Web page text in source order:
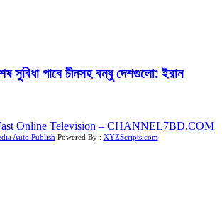
সুবিধা পাবে চীনসহ বন্ধু দেশগুলো: ইরান
Online Television – CHANNEL7BD.COM
Auto Publish Powered By : XYZScripts.com